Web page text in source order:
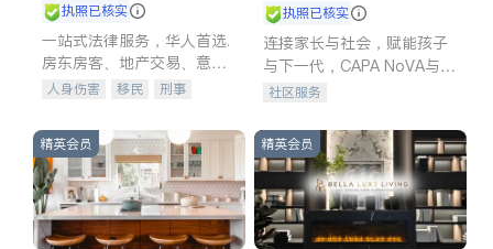
执照已核实
一站式法律服务，华人首选.
房东房客、地产交易、意外
伤害、车祸重伤、商业诉
建筑合同、刑事案件全包办
人身伤害 移民
刑事
信托/遗嘱
商业
商标注册
索赔
律师-其它 保释
执照已核实
连接家长与社会，赋能孩子
与下一代，CAPA NoVA与您
携手建设包容、公平、充满
社区服务
精英会员 精英会员